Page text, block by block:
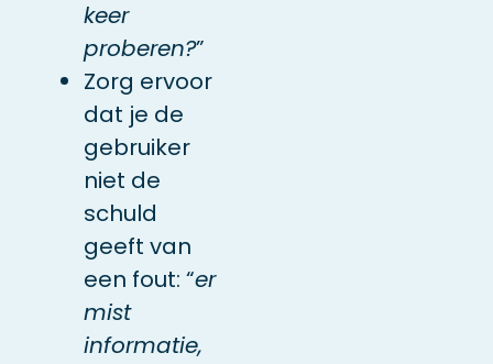
keer
proberen?”
Zorg ervoor
dat je de
gebruiker
niet de
schuld
geeft van
een fout: “er
mist
informatie,